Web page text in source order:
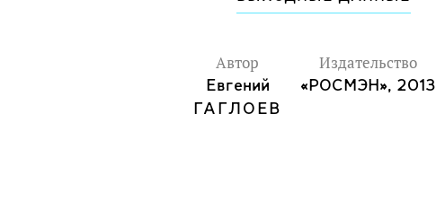
Автор
Евгений
ГАГЛОЕВ
Издательство
«РОСМЭН», 2013